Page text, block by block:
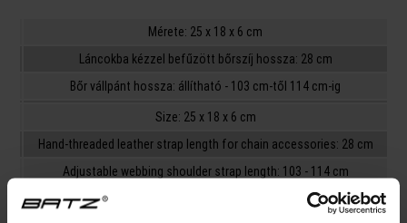
Mérete: 25 x 18 x 6 cm
Láncokba kézzel befűzött bőrszíj hossza: 28 cm
Bőr vállpánt hossza: állítható - 103 cm-től 114 cm-ig
Size: 25 x 18 x 6 cm
Hand-threaded leather strap length for chain accessories: 28 cm
Adjustable webbing shoulder strap length: 103 - 114 cm